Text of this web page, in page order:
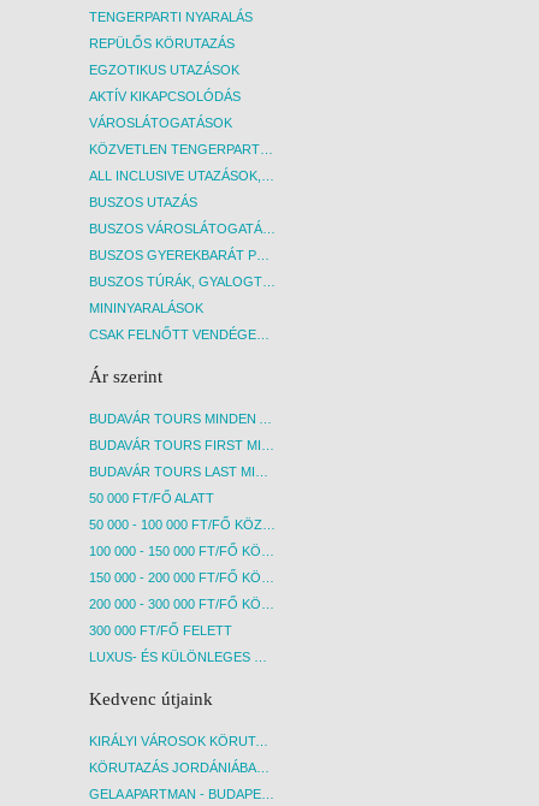
TENGERPARTI NYARALÁS
REPÜLŐS KÖRUTAZÁS
EGZOTIKUS UTAZÁSOK
AKTÍV KIKAPCSOLÓDÁS
VÁROSLÁTOGATÁSOK
BUSZOS UTAZÁS
MININYARALÁSOK
Ár szerint
50 000 FT/FŐ ALATT
300 000 FT/FŐ FELETT
Kedvenc útjaink
KIRÁLYI VÁROSOK KÖRUTAZÁS KÖZVETLEN REPÜLŐJÁRATTAL - BUDAPEST, REPÜLŐ